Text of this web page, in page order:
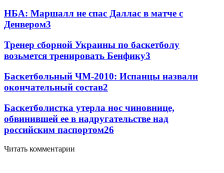
НБА: Маршалл не спас Даллас в матче с
Денвером3
Тренер сборной Украины по баскетболу
возьмется тренировать Бенфику3
Баскетбольный ЧМ-2010: Испанцы назвали
окончательный состав2
Баскетболистка утерла нос чиновнице,
обвинившей ее в надругательстве над
российским паспортом26
Читать комментарии